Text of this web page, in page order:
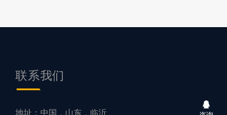
联系我们
地址：中国，山东，临沂